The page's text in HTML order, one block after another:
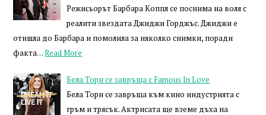
Режисьорът Барбара Коппл се поснима на воля с
реалити звездата Джиджи Горджъс. Джиджи е
отишла до Барбара и помолила за няколко снимки, поради
факта…Read More
Бела Торн се завръща с Famous In Love
Бела Торн се завръща към кино индустрията с
гръм и трясък. Актрисата ще вземе дъха на